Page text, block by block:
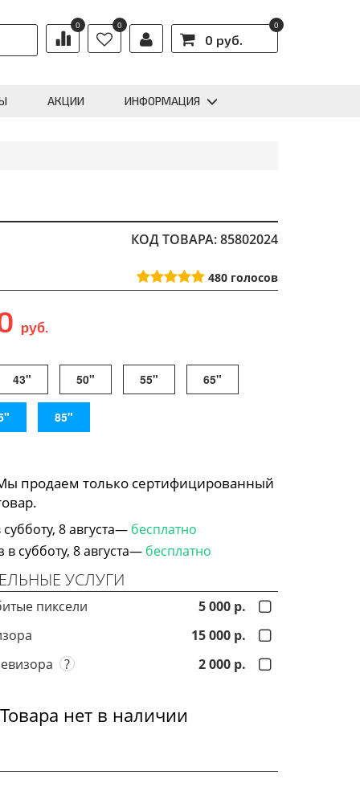
0 0
0 руб.
0
АКЦИИ ИНФОРМАЦИЯ
КОД ТОВАРА: 85802024
480 голосов
руб.
43" 50" 55" 65"
85"
продаем только сертифицированный
8 августа— бесплатно
субботу, 8 августа— бесплатно
УСЛУГИ
пиксели
5 000 р.
15 000 р.
? 2 000 р.
Товара нет в наличии